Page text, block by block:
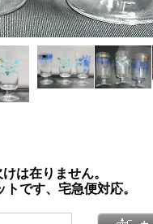
は在りません。
です、宅急便対応。